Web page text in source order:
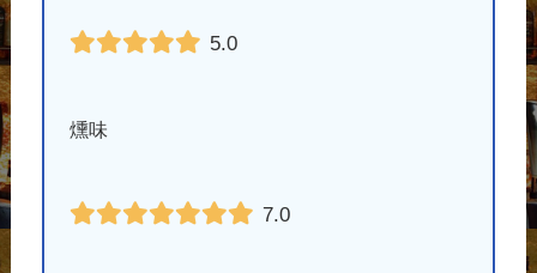
5.0
燻味
7.0